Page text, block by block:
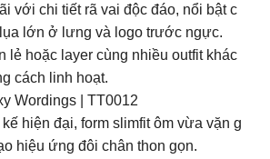
với chi tiết rã vai độc đáo, nổi bật c
lớn ở lưng và logo trước ngực.
lẻ hoặc layer cùng nhiều outfit khác
cách linh hoạt.
Wordings | TT0012
hiện đại, form slimfit ôm vừa vặn g
hiệu ứng đôi chân thon gọn.